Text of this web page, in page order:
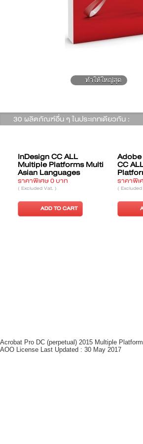
ทำให้ใหญ่สุด
30 ผลิตภัณฑ์อื่น ๆ ในประเภทเดียวกัน :
InDesign CC ALL
Multiple Platforms Multi
Asian Languages
ราคาพิเศษ 0 บาท
( Excluded Vat. )
ADD TO CART
CC
ราคาพิเ
(
Acrobat Pro DC (perpetual) 2015 Multiple
AOO License Last Updated : 30 May 2017